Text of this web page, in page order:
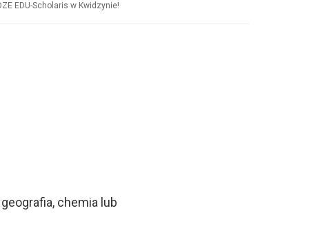
EDU-Scholaris w Kwidzynie!
chemia lub